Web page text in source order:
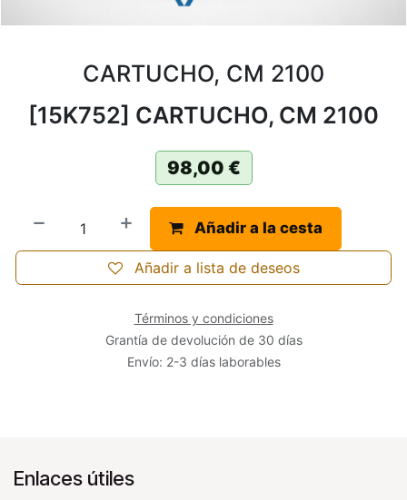
CARTUCHO, CM 2100
[15K752] CARTUCHO, CM 2100
98,00 €
Añadir a la cesta
Añadir a lista de deseos
Términos y condiciones
Grantía de devolución de 30 días
Envío: 2-3 días laborables
Enlaces útiles